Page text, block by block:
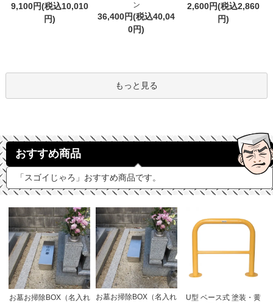
9,100円(税込10,010
円)
ン
36,400円(税込40,04
0円)
2,600円(税込2,860
円)
もっと見る
おすすめ商品
「スゴイじゃろ」おすすめ商品です。
お墓お掃除BOX（名入れ
お墓お掃除BOX（名入れ
U型 ベース式 塗装・黄